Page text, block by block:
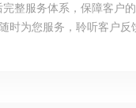
整服务体系，保障客户
时为您服务，聆听客户反